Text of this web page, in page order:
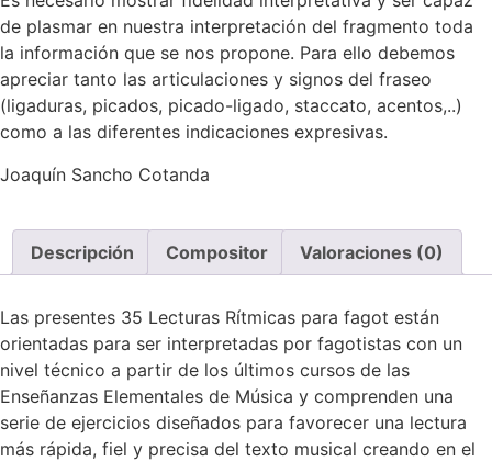
de plasmar en nuestra interpretación del fragmento toda
la información que se nos propone. Para ello debemos
apreciar tanto las articulaciones y signos del fraseo
(ligaduras, picados, picado-ligado, staccato, acentos,..)
como a las diferentes indicaciones expresivas.
Joaquín Sancho Cotanda
Descripción Compositor Valoraciones (0)
Las presentes 35 Lecturas Rítmicas para fagot están
orientadas para ser interpretadas por fagotistas con un
nivel técnico a partir de los últimos cursos de las
Enseñanzas Elementales de Música y comprenden una
serie de ejercicios diseñados para favorecer una lectura
más rápida, fiel y precisa del texto musical creando en el